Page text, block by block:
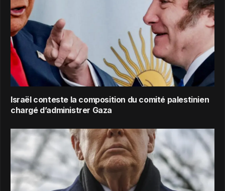
Israël conteste la composition du comité palestinien
chargé d’administrer Gaza